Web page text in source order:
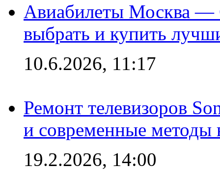
Авиабилеты Москва —
выбрать и купить
10.6.2026, 11:17
Ремонт телевизоров
и современные методы
19.2.2026, 14:00